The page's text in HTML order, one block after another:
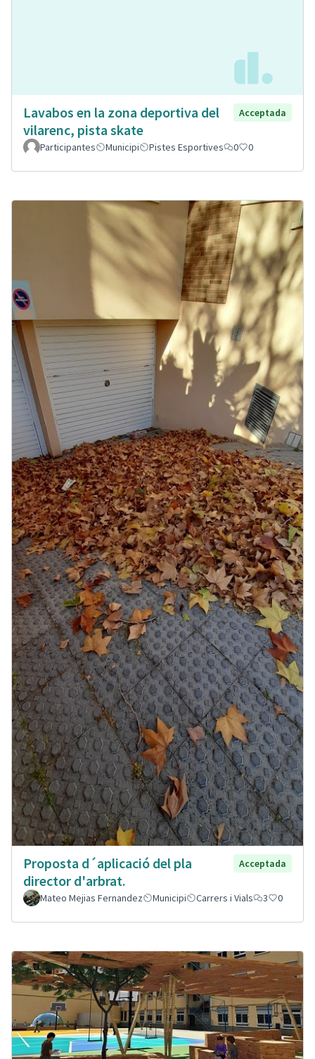
Lavabos en la zona deportiva del
vilarenc, pista skate
Acceptada
Participantes Municipi Pistes Esportives 0 0
Proposta d´aplicació del pla
director d'arbrat.
Acceptada
Mateo Mejias Fernandez Municipi Carrers i Vials 3 0